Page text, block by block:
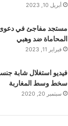
أبريل 10, 2023
مستجد مفاجئ في دعوى
المحاماة ضد وهبي
فبراير 11, 2023
فيديو استغلال شابة
سخط وسط المغاربة
سبتمبر 20, 2020